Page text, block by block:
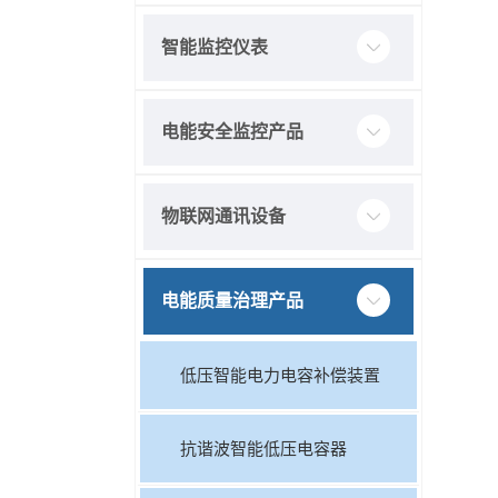
智能监控仪表
电能安全监控产品
物联网通讯设备
电能质量治理产品
低压智能电力电容补偿装置
抗谐波智能低压电容器